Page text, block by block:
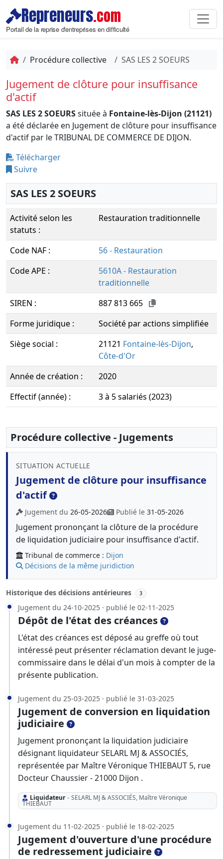
Repreneurs.com
Portail de la reprise d'entreprises en difficulté
Procédure collective SAS LES 2 SOEURS
Jugement de clôture pour insuffisance
d'actif
SAS LES 2 SOEURSsituée à Fontaine-lès-Dijon (21121)
a été déclarée en Jugement de clôture pour insuffisance
d'actif par le TRIBUNAL DE COMMERCE DE DIJON.
Télécharger
Suivre
SAS LES 2 SOEURS
Activité selon les
statuts :
Restauration traditionnelle
Code NAF :
56 - Restauration
Code APE :
5610A - Restauration
traditionnelle
SIREN :
887 813 665
Forme juridique :
Société par actions simplifiée
Siège social :
21121 Fontaine-lès-Dijon,
Côte-d'Or
Année de création :
2020
Effectif (année) :
3 à 5 salariés (2023)
Procédure collective - Jugements
SITUATION ACTUELLE
Jugement de clôture pour insuffisance
d'actif
Jugement du 26-05-2026 Publié le 31-05-2026
Jugement prononçant la clôture de la procédure
de liquidation judiciaire pour insuffisance d'actif.
Tribunal de commerce : Dijon
Décisions de la même juridiction
Historique des décisions antérieures 3
Jugement du 24-10-2025 · publié le 02-11-2025
Dépôt de l'état des créances
L'état des créances est déposé au greffe où tout
intéressé peut présenter réclamation devant le juge-
commissaire dans le délai d'un mois à compter de la
présente publication.
Jugement du 25-03-2025 · publié le 31-03-2025
Jugement de conversion en liquidation
judiciaire
Jugement prononçant la liquidation judiciaire
désignant liquidateur SELARL MJ & ASSOCIÉS,
représentée par Maître Véronique THIEBAUT 5, rue
Docteur Chaussier - 21000 Dijon .
Liquidateur - SELARL MJ & ASSOCIÉS, Maître Véronique
THIEBAUT
Jugement du 11-02-2025 · publié le 18-02-2025
Jugement d'ouverture d'une procédure
de redressement judiciaire